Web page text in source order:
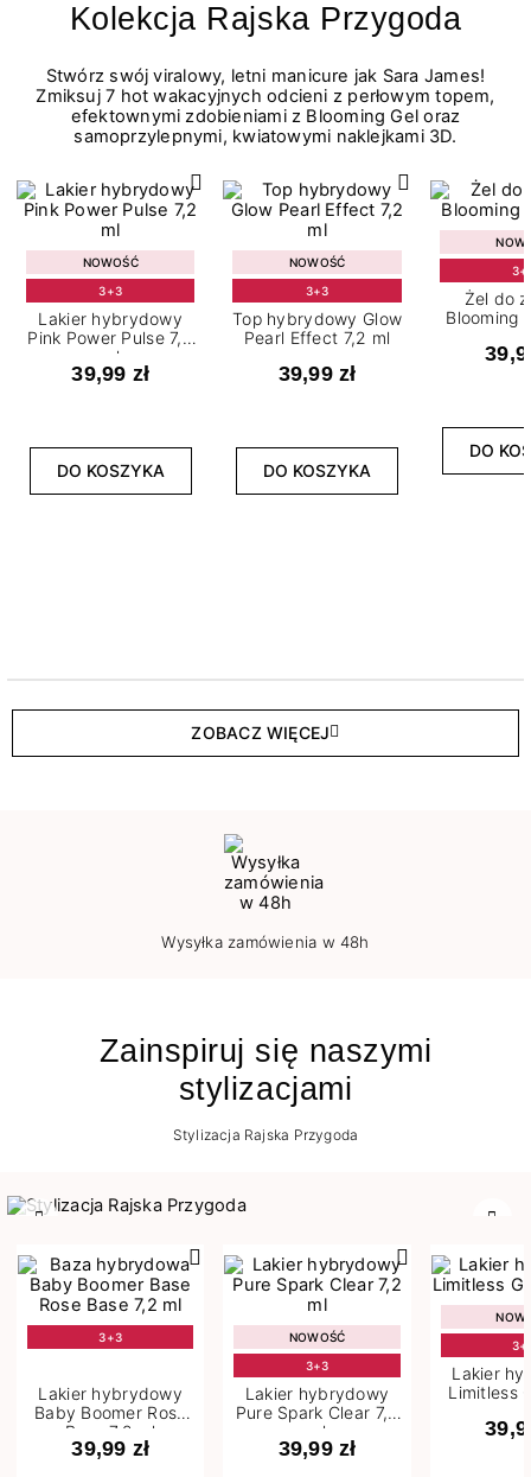
Kolekcja Rajska Przygoda
Stwórz swój viralowy, letni manicure jak Sara James!
Zmiksuj 7 hot wakacyjnych odcieni z perłowym topem,
efektownymi zdobieniami z Blooming Gel oraz
samoprzylepnymi, kwiatowymi naklejkami 3D.
NOWOŚĆ
3+3
Lakier hybrydowy
Pink Power Pulse 7,2
ml
39,99 zł
DO KOSZYKA
NOWOŚĆ
3+3
Top hybrydowy Glow
Pearl Effect 7,2 ml
39,99 zł
DO KOSZYKA
Żel do
Blooming
DO
ZOBACZ WIĘCEJ
Wysyłka zamówienia w 48h
Zainspiruj się naszymi
stylizacjami
Stylizacja Rajska Przygoda
3+3
Lakier hybrydowy
Baby Boomer Rose
Base 7,2 ml
39,99 zł
NOWOŚĆ
3+3
Lakier hybrydowy
Pure Spark Clear 7,2
ml
39,99 zł
Lakier
Limitless